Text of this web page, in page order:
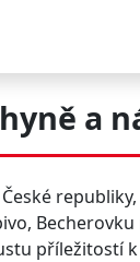
a
příležitostí